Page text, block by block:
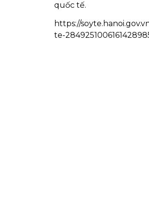
quốc tế.
https://
te-